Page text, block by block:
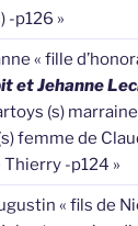
-p126 »
« fille
et Jehanne
(s)
femme de
-p124 »
« fils de